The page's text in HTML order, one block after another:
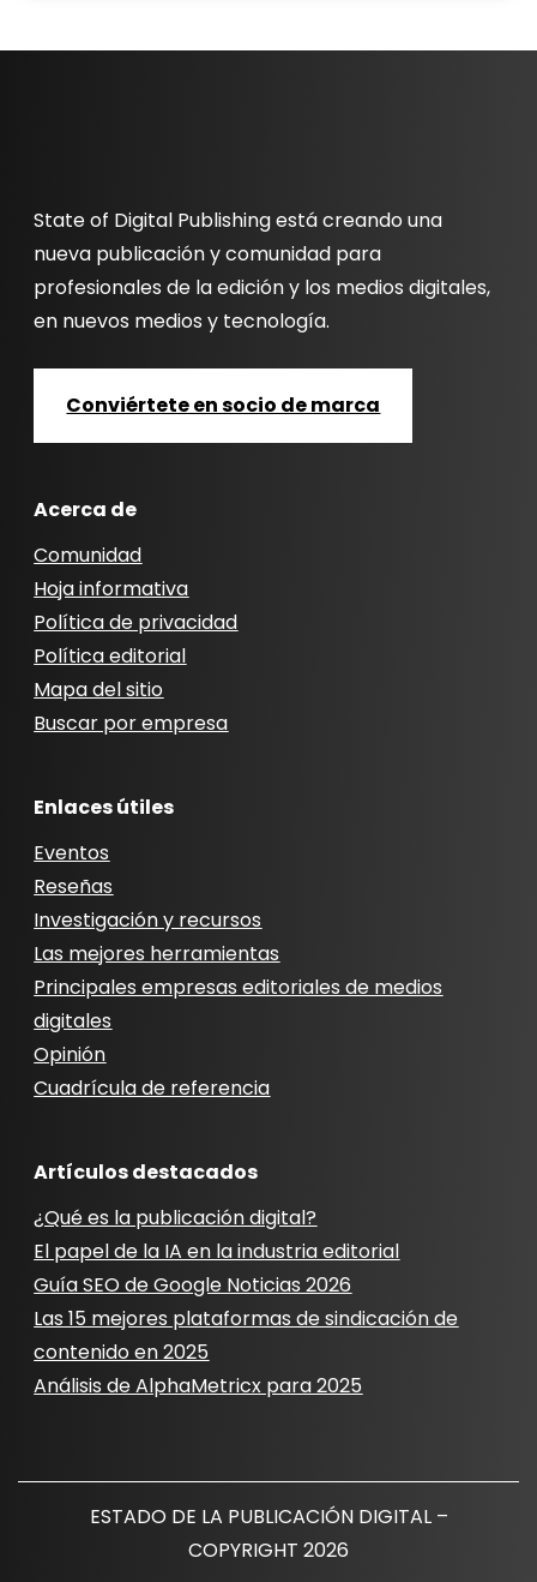
State of Digital Publishing está creando una
nueva publicación y comunidad para
profesionales de la edición y los medios digitales,
en nuevos medios y tecnología.
Conviértete en socio de marca
Acerca de
Comunidad
Hoja informativa
Política de privacidad
Política editorial
Mapa del sitio
Buscar por empresa
Enlaces útiles
Eventos
Reseñas
Investigación y recursos
Las mejores herramientas
Principales empresas editoriales de medios
digitales
Opinión
Cuadrícula de referencia
Artículos destacados
¿Qué es la publicación digital?
El papel de la IA en la industria editorial
Guía SEO de Google Noticias 2026
Las 15 mejores plataformas de sindicación de
contenido en 2025
Análisis de AlphaMetricx para 2025
ESTADO DE LA PUBLICACIÓN DIGITAL –
COPYRIGHT 2026